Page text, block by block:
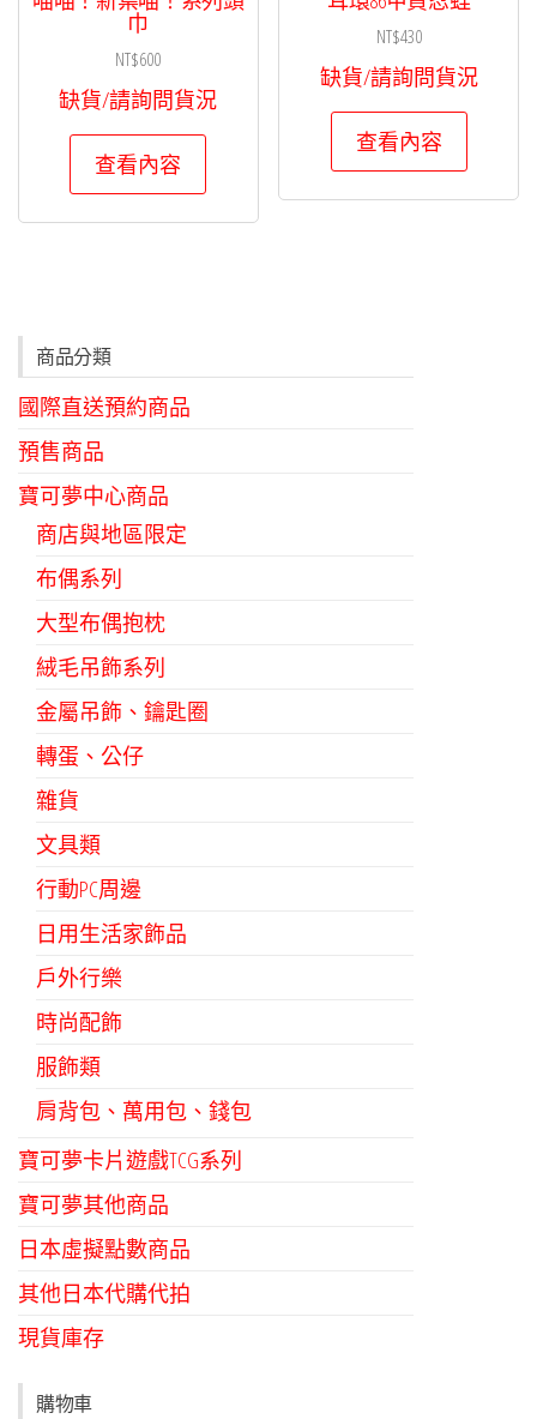
巾
NT$600
缺貨/請詢問貨況
查看內容
NT$430
缺貨/請詢問貨況
查看內容
商品分類
國際直送預約商品
預售商品
寶可夢中心商品
商店與地區限定
布偶系列
大型布偶抱枕
絨毛吊飾系列
金屬吊飾、鑰匙圈
轉蛋、公仔
雜貨
文具類
行動PC周邊
日用生活家飾品
戶外行樂
時尚配飾
服飾類
肩背包、萬用包、錢包
寶可夢卡片遊戲TCG系列
寶可夢其他商品
日本虛擬點數商品
其他日本代購代拍
現貨庫存
購物車